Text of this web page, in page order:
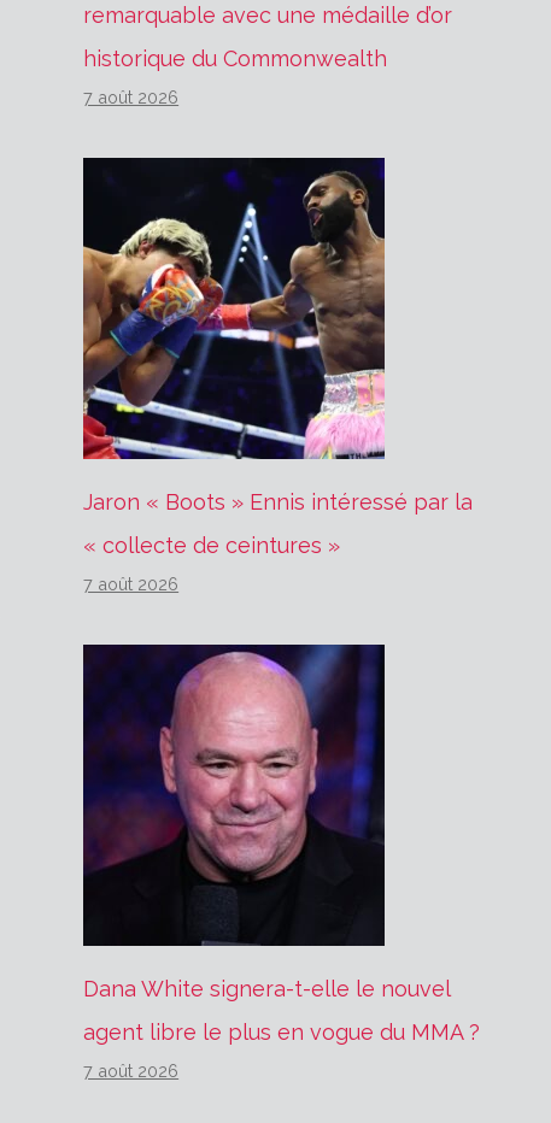
remarquable avec une médaille d’or
historique du Commonwealth
7 août 2026
Jaron « Boots » Ennis intéressé par la
« collecte de ceintures »
7 août 2026
Dana White signera-t-elle le nouvel
agent libre le plus en vogue du MMA ?
7 août 2026